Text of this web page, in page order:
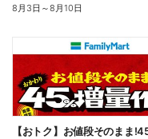
8月3日 ～8月10日